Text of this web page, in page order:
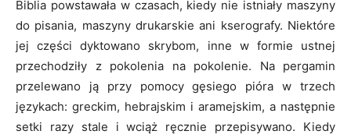
Biblia powstawała w czasach, kiedy nie istniały maszyny
do pisania, maszyny drukarskie ani kserografy. Niektóre
jej części dyktowano skrybom, inne w formie ustnej
przechodziły z pokolenia na pokolenie. Na pergamin
przelewano ją przy pomocy gęsiego pióra w trzech
językach: greckim, hebrajskim i aramejskim, a następnie
setki razy stale i wciąż ręcznie przepisywano. Kiedy